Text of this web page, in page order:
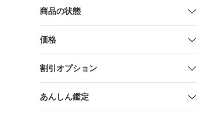
商品の状態
価格
割引オプション
あんしん鑑定